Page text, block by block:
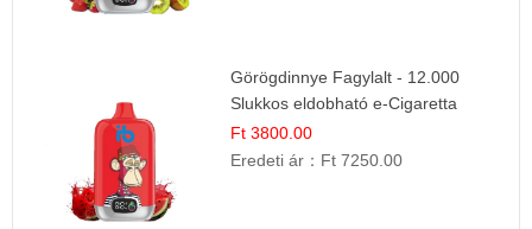
Görögdinnye Fagylalt - 12.000
Slukkos eldobható e-Cigaretta
Ft 3800.00
Eredeti ár： Ft 7250.00